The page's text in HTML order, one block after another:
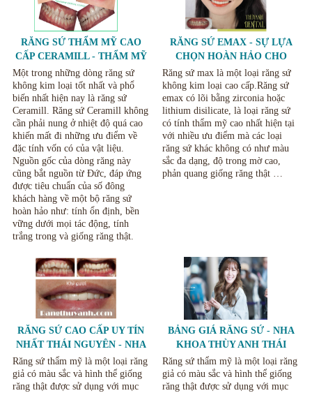
RĂNG SỨ THẨM MỸ CAO
CẤP CERAMILL - THẨM MỸ
RĂNG TẠI NHA KHOA THÙY
ANH THÁI NGUYÊN
Một trong những dòng răng sứ
không kim loại tốt nhất và phổ
biến nhất hiện nay là răng sứ
Ceramill. Răng sứ Ceramill không
cần phải nung ở nhiệt độ quá cao
khiến mất đi những ưu điểm về
đặc tính vốn có của vật liệu.
Nguồn gốc của dòng răng này
cũng bắt nguồn từ Đức, đáp ứng
được tiêu chuẩn của số đông
khách hàng về một bộ răng sứ
hoàn hảo như: tính ổn định, bền
vững dưới mọi tác động, tính
trắng trong và giống răng thật.
RĂNG SỨ EMAX - SỰ LỰA
CHỌN HOÀN HẢO CHO
THẨM MỸ RĂNG SỨ
Răng sứ max là một loại răng sứ
không kim loại cao cấp.Răng sứ
emax có lõi bằng zirconia hoặc
lithium disilicate, là loại răng sứ
có tính thẩm mỹ cao nhất hiện tại
với nhiều ưu điểm mà các loại
răng sứ khác không có như màu
sắc đa dạng, độ trong mờ cao,
phản quang giống răng thật …
RĂNG SỨ CAO CẤP UY TÍN
NHẤT THÁI NGUYÊN - NHA
KHOA THÙY ANH
Răng sứ thẩm mỹ là một loại răng
giả có màu sắc và hình thể giống
răng thật được sử dụng với mục
BẢNG GIÁ RĂNG SỨ - NHA
KHOA THÙY ANH THÁI
NGUYÊN
Răng sứ thẩm mỹ là một loại răng
giả có màu sắc và hình thể giống
răng thật được sử dụng với mục